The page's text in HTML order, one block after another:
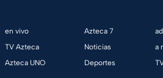
en vivo
TV Azteca
Azteca UNO
Azteca 7
Noticias
Deportes
a